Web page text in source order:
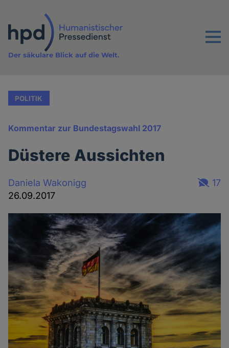
Inhalt
Menu
Der säkulare Blick auf die Welt.
POLITIK
Kommentar zur Bundestagswahl 2017
Düstere Aussichten
Daniela Wakonigg
26.09.2017
17